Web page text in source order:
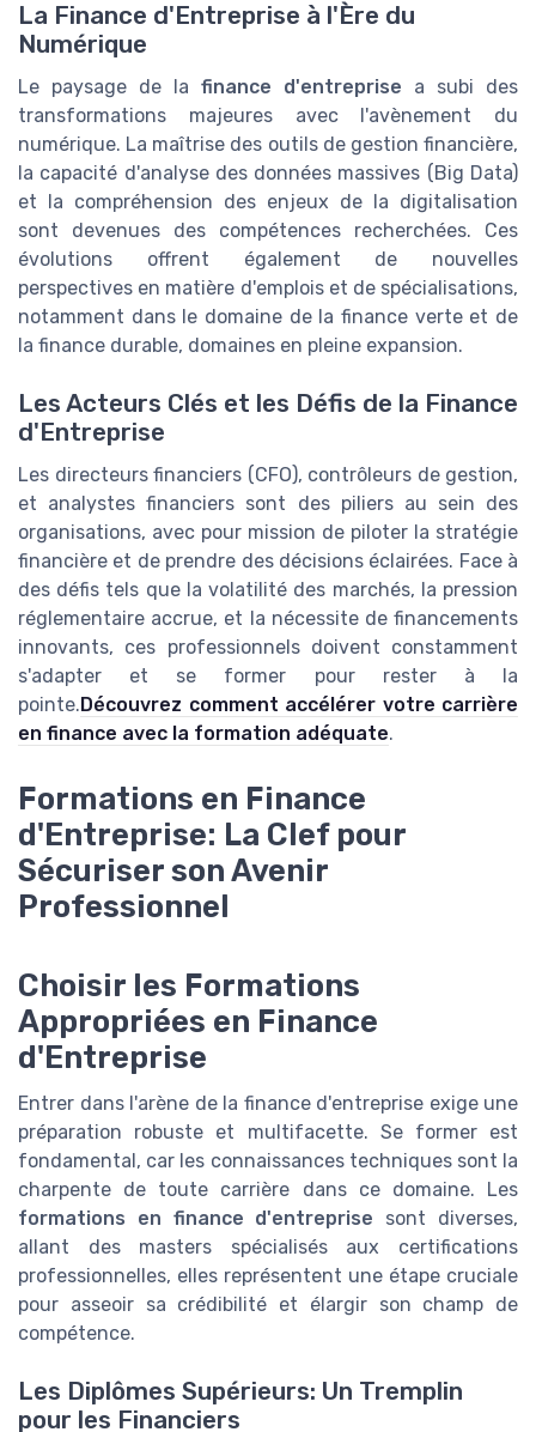
La Finance d'Entreprise à l'Ère du
Numérique
Le paysage de la finance d'entreprise a subi des
transformations majeures avec l'avènement du
numérique. La maîtrise des outils de gestion financière,
la capacité d'analyse des données massives (Big Data)
et la compréhension des enjeux de la digitalisation
sont devenues des compétences recherchées. Ces
évolutions offrent également de nouvelles
perspectives en matière d'emplois et de spécialisations,
notamment dans le domaine de la finance verte et de
la finance durable, domaines en pleine expansion.
Les Acteurs Clés et les Défis de la Finance
d'Entreprise
Les directeurs financiers (CFO), contrôleurs de gestion,
et analystes financiers sont des piliers au sein des
organisations, avec pour mission de piloter la stratégie
financière et de prendre des décisions éclairées. Face à
des défis tels que la volatilité des marchés, la pression
réglementaire accrue, et la nécessite de financements
innovants, ces professionnels doivent constamment
s'adapter et se former pour rester à la
pointe. Découvrez comment accélérer votre carrière
en finance avec la formation adéquate.
Formations en Finance
d'Entreprise: La Clef pour
Sécuriser son Avenir
Professionnel
Choisir les Formations
Appropriées en Finance
d'Entreprise
Entrer dans l'arène de la finance d'entreprise exige une
préparation robuste et multifacette. Se former est
fondamental, car les connaissances techniques sont la
charpente de toute carrière dans ce domaine. Les
formations en finance d'entreprise sont diverses,
allant des masters spécialisés aux certifications
professionnelles, elles représentent une étape cruciale
pour asseoir sa crédibilité et élargir son champ de
compétence.
Les Diplômes Supérieurs: Un Tremplin
pour les Financiers